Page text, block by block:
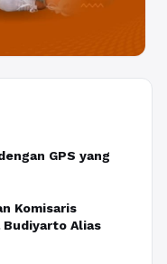
GPS yang
Komisaris
Alias